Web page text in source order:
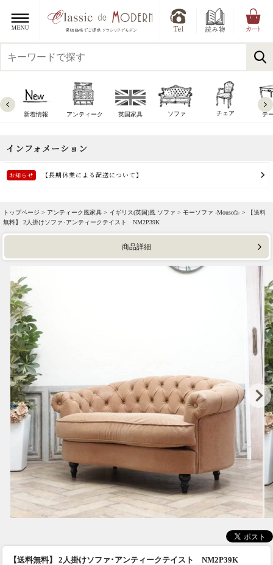
新着情報 アンティーク 英国家具 ソファ チェア テ
トップページ > アンティーク風家具 > イギリス(英国)風 ソファ > モーソファ -Mousofa- > 【送料
無料】 2人掛けソファ･アンティークテイスト NM2P39K
商品詳細
【送料無料】 2人掛けソファ･アンティークテイスト NM2P39K